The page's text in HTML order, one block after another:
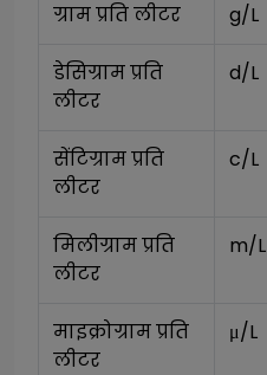
ग्राम प्रति लीटर g/L
डेसिग्राम प्रति
लीटर
d/L
सेंटिग्राम प्रति
लीटर
c/L
मिलीग्राम प्रति
लीटर
m/L
माइक्रोग्राम प्रति
लीटर
μ/L